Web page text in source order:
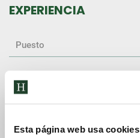
Esta página web usa cookies
EXPERIENCIA